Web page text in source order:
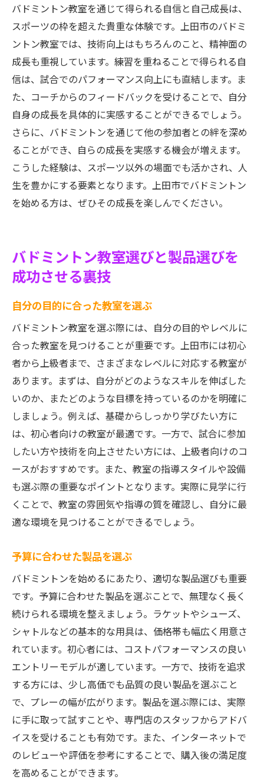
バドミントン教室を通じて得られる自信と自己成長は、
スポーツの枠を超えた貴重な体験です。上田市のバドミ
ントン教室では、技術向上はもちろんのこと、精神面の
成長も重視しています。練習を重ねることで得られる自
信は、試合でのパフォーマンス向上にも直結します。ま
た、コーチからのフィードバックを受けることで、自分
自身の成長を具体的に実感することができるでしょう。
さらに、バドミントンを通じて他の参加者との絆を深め
ることができ、自らの成長を実感する機会が増えます。
こうした経験は、スポーツ以外の場面でも活かされ、人
生を豊かにする要素となります。上田市でバドミントン
を始める方は、ぜひその成長を楽しんでください。
バドミントン教室選びと製品選びを
成功させる裏技
自分の目的に合った教室を選ぶ
バドミントン教室を選ぶ際には、自分の目的やレベルに
合った教室を見つけることが重要です。上田市には初心
者から上級者まで、さまざまなレベルに対応する教室が
あります。まずは、自分がどのようなスキルを伸ばした
いのか、またどのような目標を持っているのかを明確に
しましょう。例えば、基礎からしっかり学びたい方に
は、初心者向けの教室が最適です。一方で、試合に参加
したい方や技術を向上させたい方には、上級者向けのコ
ースがおすすめです。また、教室の指導スタイルや設備
も選ぶ際の重要なポイントとなります。実際に見学に行
くことで、教室の雰囲気や指導の質を確認し、自分に最
適な環境を見つけることができるでしょう。
予算に合わせた製品を選ぶ
バドミントンを始めるにあたり、適切な製品選びも重要
です。予算に合わせた製品を選ぶことで、無理なく長く
続けられる環境を整えましょう。ラケットやシューズ、
シャトルなどの基本的な用具は、価格帯も幅広く用意さ
れています。初心者には、コストパフォーマンスの良い
エントリーモデルが適しています。一方で、技術を追求
する方には、少し高価でも品質の良い製品を選ぶこと
で、プレーの幅が広がります。製品を選ぶ際には、実際
に手に取って試すことや、専門店のスタッフからアドバ
イスを受けることも有効です。また、インターネットで
のレビューや評価を参考にすることで、購入後の満足度
を高めることができます。